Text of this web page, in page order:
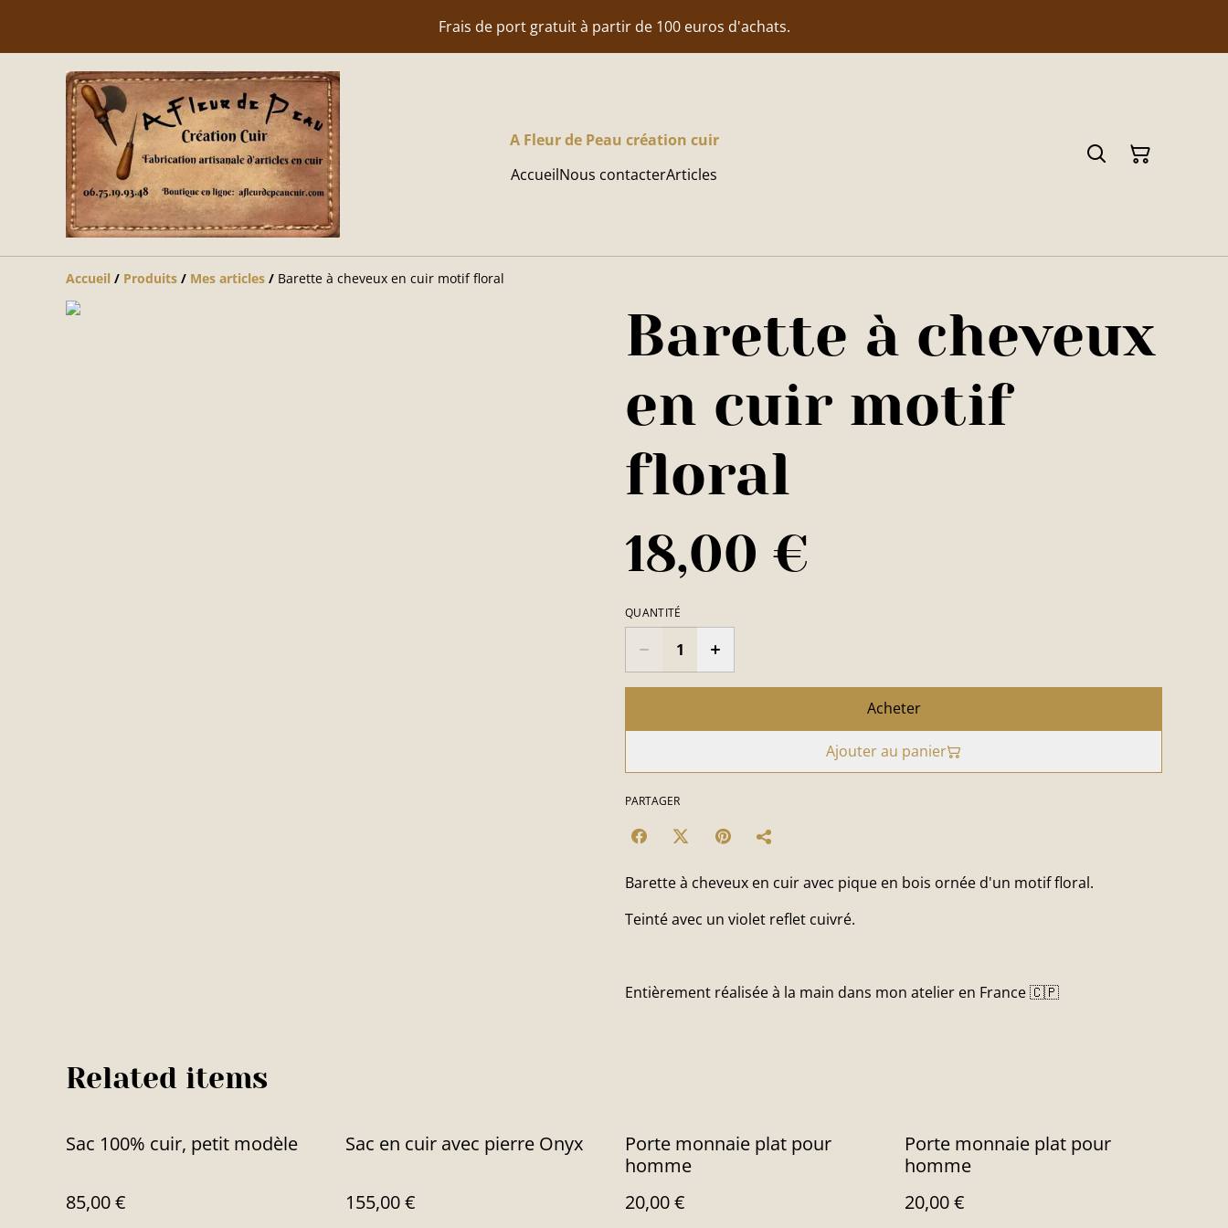
Frais de port gratuit à partir de 100 euros d'achats.
A Fleur de Peau création cuir
AccueilNous contacterArticles
Accueil / Produits / Mes articles / Barette à cheveux en cuir motif floral
Barette à cheveux
en cuir motif
floral
18,00 €
QUANTITÉ
Acheter
Ajouter au panier
PARTAGER
Barette à cheveux en cuir avec pique en bois ornée d'un motif floral.
Teinté avec un violet reflet cuivré.
Entièrement réalisée à la main dans mon atelier en France 🇨🇵
Related items
Sac 100% cuir, petit modèle
85,00 €
Sac en cuir avec pierre Onyx
155,00 €
Porte monnaie plat pour
homme
20,00 €
Porte monnaie plat pour
homme
20,00 €